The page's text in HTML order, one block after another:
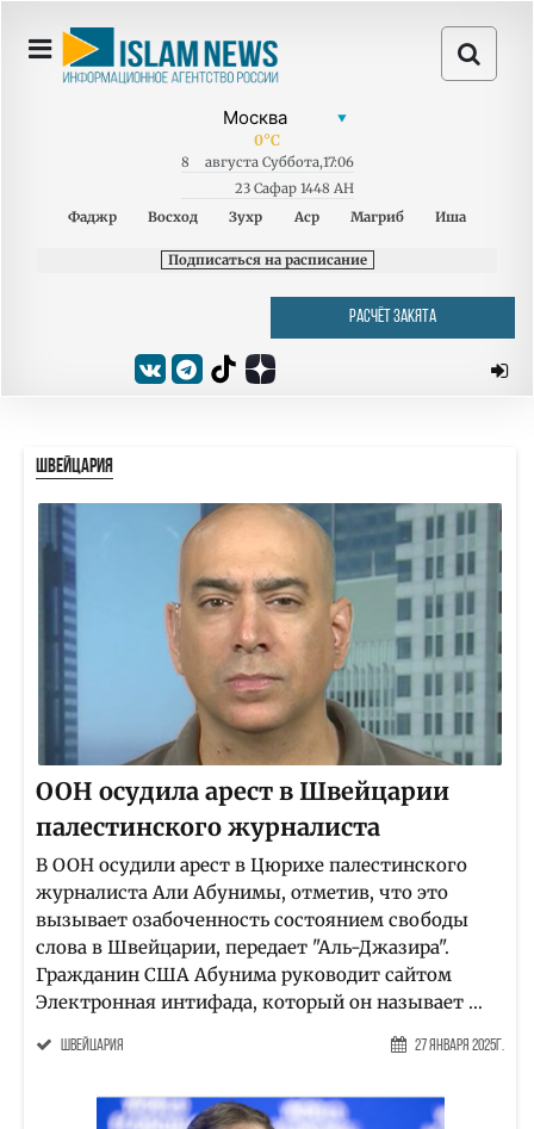
0°C
8 августа Суббота,17:06
23 Сафар 1448 AH
Фаджр
Восход Зухр Аср Магриб Иша
Подписаться на расписание
РАСЧЁТ ЗАКЯТА
ШВЕЙЦАРИЯ
ООН осудила арест в Швейцарии
палестинского журналиста
В ООН осудили арест в Цюрихе палестинского
журналиста Али Абунимы, отметив, что это
вызывает озабоченность состоянием свободы
слова в Швейцарии, передает "Аль-Джазира".
Гражданин США Абунима руководит сайтом
Электронная интифада, который он называет ...
Швейцария 27 Января 2025г.